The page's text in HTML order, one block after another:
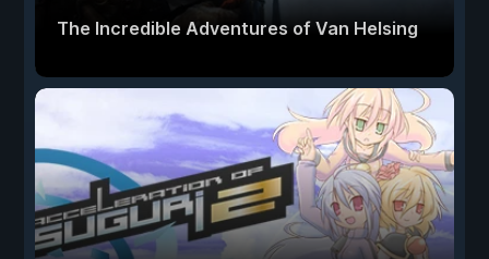
The Incredible Adventures of Van Helsing